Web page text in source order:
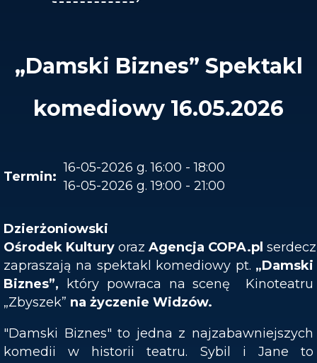
„Damski Biznes” Spektakl
komediowy 16.05.2026
16-05-2026 g. 16:00 - 18:00
16-05-2026 g. 19:00 - 21:00
Dzierżoniowski
Ośrod ek Kultury oraz Agencja COPA.pl
zapraszają na spektakl komediowy pt. „Damski
Biznes”, który powraca na scenę Kinoteatru
„Zbyszek” na życzenie Widzów.
"Damski Biznes" to jedna z najzabawniejszych
komedii w historii teatru. Sybil i Jane to